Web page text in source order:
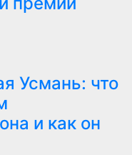
Усмань: что
и как он